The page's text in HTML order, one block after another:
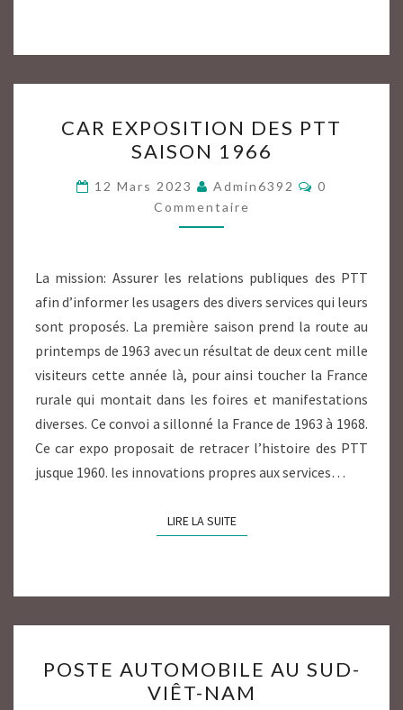
EXPOSITION
DES
PTT
SAISON
1966
CAR EXPOSITION DES PTT
SAISON 1966
12 Mars 2023 Admin6392
0
Commentaire
La mission: Assurer les relations publiques des PTT
afin d’informer les usagers des divers services qui leurs
sont proposés. La première saison prend la route au
printemps de 1963 avec un résultat de deux cent mille
visiteurs cette année là, pour ainsi toucher la France
rurale qui montait dans les foires et manifestations
diverses. Ce convoi a sillonné la France de 1963 à 1968.
Ce car expo proposait de retracer l’histoire des PTT
jusque 1960. les innovations propres aux services…
LIRE LA SUITELIRE LA SUITE
AUTOMOBILE
AU
POSTE AUTOMOBILE AU SUD-
VIÊT-NAM